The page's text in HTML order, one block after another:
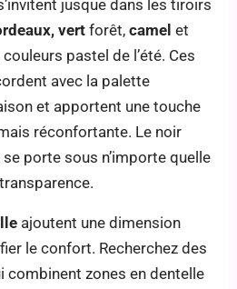
jusque dans les tiroirs
vert forêt,camel et
pastel de l’été. Ces
avec la palette
et apportent une touche
réconfortante. Le noir
porte sous n’importe quelle
ajoutent une dimension
le confort. Recherchez des
combinent zones en dentelle